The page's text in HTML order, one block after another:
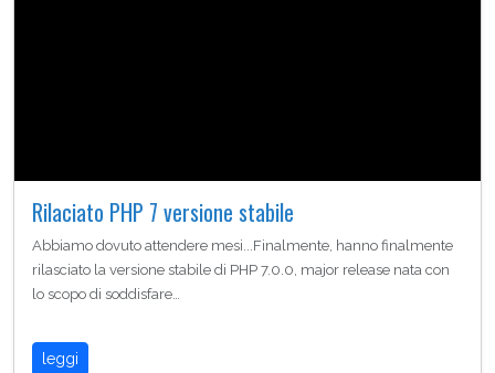
Rilaciato PHP 7 versione stabile
Abbiamo dovuto attendere mesi...Finalmente, hanno finalmente
rilasciato la versione stabile di PHP 7.0.0, major release nata con
lo scopo di soddisfare…
leggi